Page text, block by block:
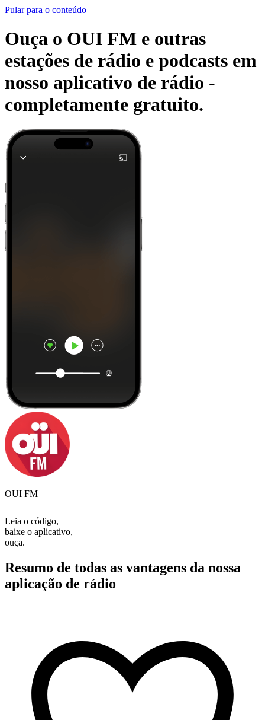
Pular para o conteúdo
Ouça o OUI FM e outras
estações de rádio e podcasts em
nosso aplicativo de rádio -
completamente gratuito.
OUI FM
Leia o código,
baixe o aplicativo,
ouça.
Resumo de todas as vantagens da nossa
aplicação de rádio